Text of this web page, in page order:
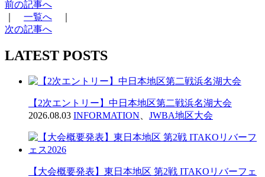
前の記事へ
一覧へ
次の記事へ
LATEST POSTS
【2次エントリー】中日本地区第二戦浜名湖大会
2026.08.03 INFORMATION JWBA地区大会
【大会概要発表】東日本地区 第2戦 ITAKOリバーフェ